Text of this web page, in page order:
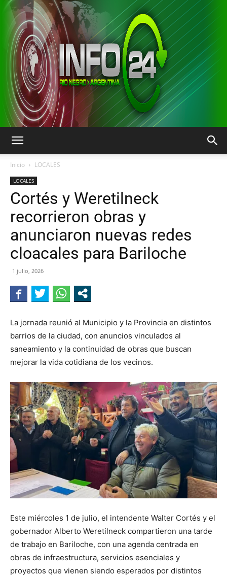
RIO
NEGRO
Inicio LOCALES
LOCALES
Cortés y Weretilneck
recorrieron obras y
anunciaron nuevas redes
cloacales para Bariloche
1 julio, 2026
La jornada reunió al Municipio y la Provincia en distintos
barrios de la ciudad, con anuncios vinculados al
saneamiento y la continuidad de obras que buscan
mejorar la vida cotidiana de los vecinos.
Este miércoles 1 de julio, el intendente Walter Cortés y el
gobernador Alberto Weretilneck compartieron una tarde
de trabajo en Bariloche, con una agenda centrada en
obras de infraestructura, servicios esenciales y
proyectos que vienen siendo esperados por distintos